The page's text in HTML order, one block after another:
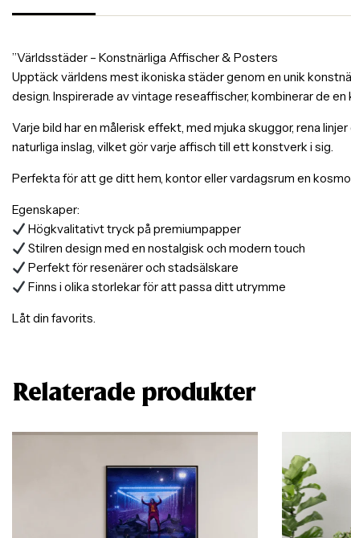
”Världsstäder – Konstnärliga Affischer & Posters
Upptäck världens mest ikoniska städer genom en unik
design. Inspirerade av vintage reseaffischer, kombinerar de
Varje bild har en målerisk effekt, med mjuka skuggor, rena
naturliga inslag, vilket gör varje affisch till ett konstverk i sig.
Perfekta för att ge ditt hem, kontor eller vardagsrum en
Egenskaper:
Högkvalitativt tryck på premiumpapper
Stilren design med en nostalgisk och modern touch
Perfekt för resenärer och stadsälskare
Finns i olika storlekar för att passa ditt utrymme
Låt din favorits.
Relaterade produkter